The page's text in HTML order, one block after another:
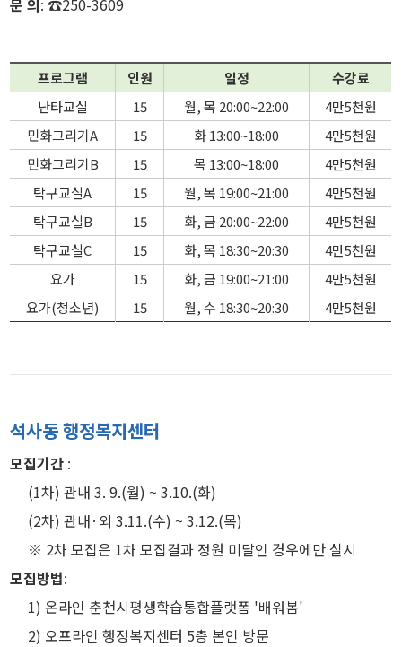
프로그램 인원 일정
수강료
난타교실
15 월, 목 20:00~22:00
4만5천원
민화그리기A
15 화 13:00~18:00
4만5천원
민화그리기B
15 목 13:00~18:00
4만5천원
탁구교실A
15 월, 목 19:00~21:00
4만5천원
탁구교실B
15 화, 금 20:00~22:00
4만5천원
탁구교실C
15 화, 목 18:30~20:30
4만5천원
요가
15 화, 금 19:00~21:00
4만5천원
요가(청소년)
15 월, 수 18:30~20:30 4만5천원
석사동 행정복지센터
모집기간 :
(1차) 관내 3. 9.(월) ~ 3.10.(화)
(2차) 관내·외 3.11.(수) ~ 3.12.(목)
※ 2차 모집은 1차 모집결과 정원 미달인 경우에만 실시
모집방법:
1) 온라인 춘천시평생학습통합플랫폼 '배워봄'
2) 오프라인 행정복지센터 5층 본인 방문